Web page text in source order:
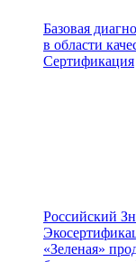
Базовая
в области
Сертификация
Российский
«Зеленая»